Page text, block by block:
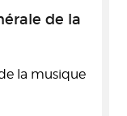
de la